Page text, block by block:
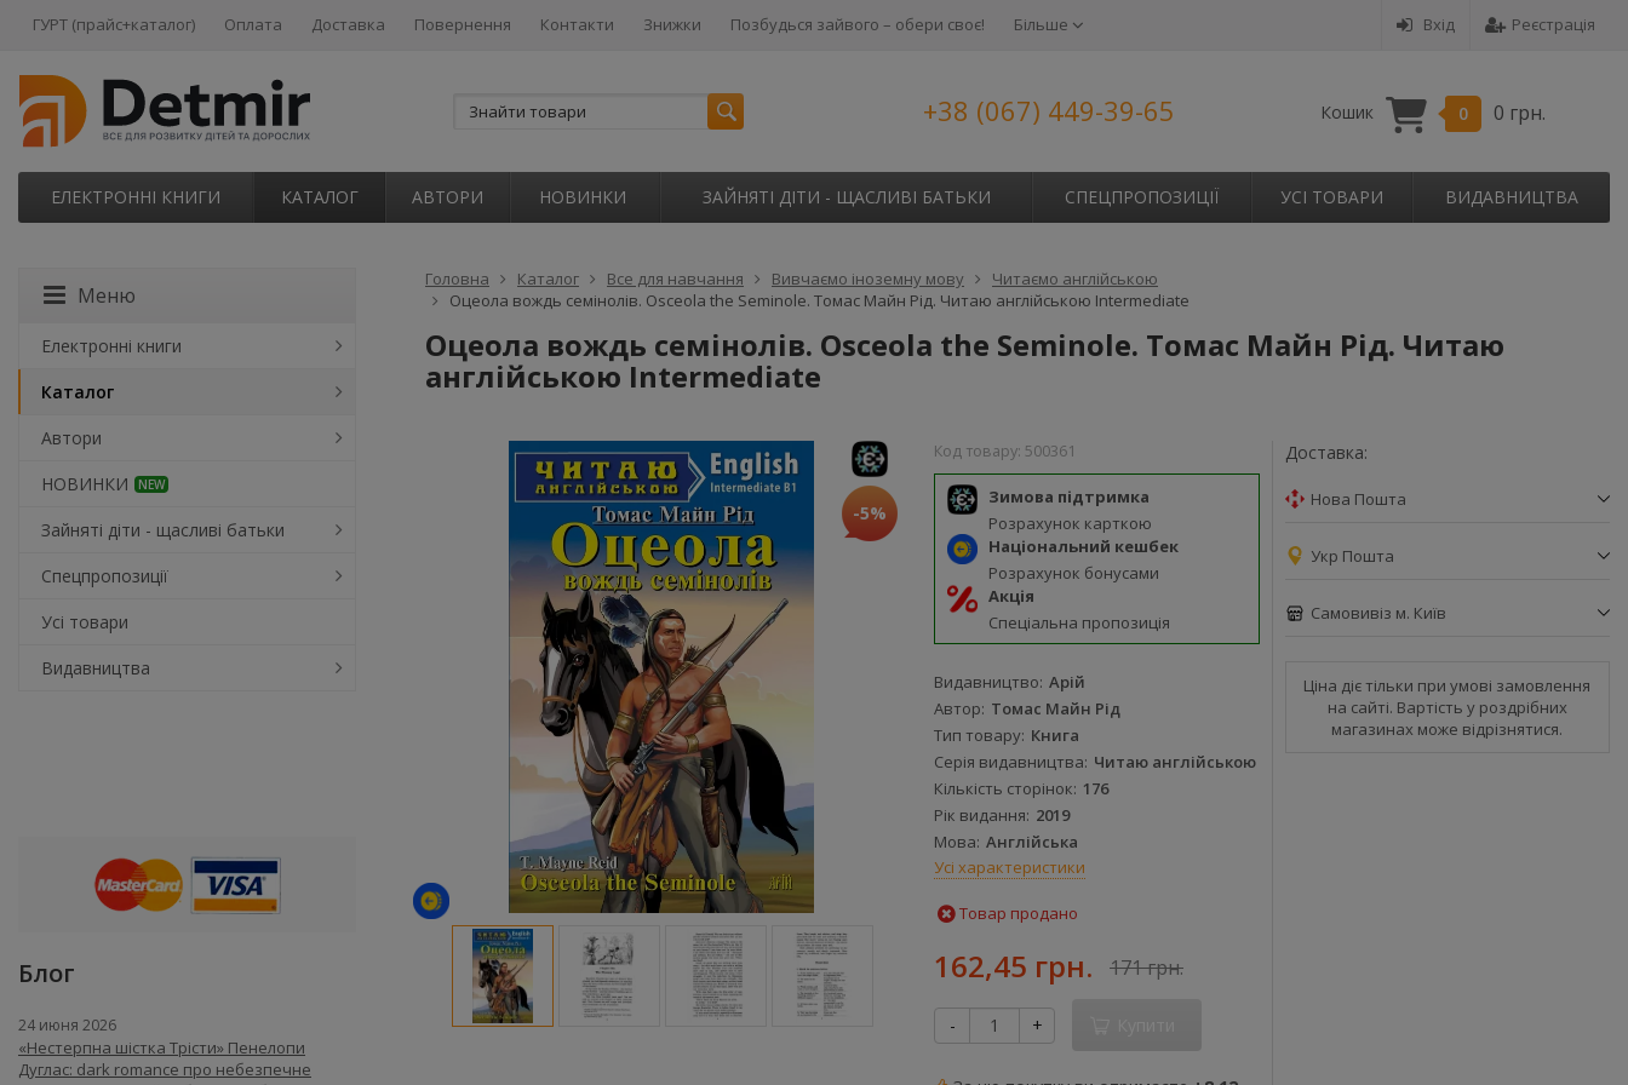
Вхід Реєстрація
ГУРТ (прайс+каталог) Оплата Доставка Повернення Контакти Знижки Позбудься зайвого – обери своє! Більше
+38 (067) 449-39-65 Кошик 0 0 грн.
ЕЛЕКТРОННІ КНИГИ КАТАЛОГ АВТОРИ НОВИНКИ ЗАЙНЯТІ ДІТИ - ЩАСЛИВІ БАТЬКИ СПЕЦПРОПОЗИЦІЇ УСІ ТОВАРИ ВИДАВНИЦТВА
Головна Каталог Все для навчання Вивчаємо іноземну мову
Читаємо англійською
Оцеола вождь семінолів. Osceola the Seminole. Томас Майн Рід. Читаю англійською Intermediate
Оцеола вождь семінолів. Osceola the Seminole. Томас Майн Рід. Читаю
англійською Intermediate
-5%
Код товару: 500361
Зимова підтримка
Розрахунок карткою
Національний кешбек
Розрахунок бонусами
Акція
Спеціальна пропозиція
Видавництво Арій
Автор Томас Майн Рід
Тип товару Книга
Серія видавництва Читаю англійською
Кількість сторінок 176
Рік видання 2019
Мова Англійська
Усі характеристики
Товар продано
162,45 грн. 171 грн.
- +
Доставка:
Нова Пошта
Укр Пошта
Самовивіз м. Київ
Ціна діє тільки при умові замовлення
на сайті. Вартість у роздрібних
магазинах може відрізнятися.
Меню
Електронні книги
Каталог
Автори
НОВИНКИ
NEW
Зайняті діти - щасливі батьки
Спецпропозиції
Усі товари
Видавництва
Блог
24 июня 2026
«Нестерпна шістка Трісти» Пенелопи
Дуглас: dark romance про небезпечне